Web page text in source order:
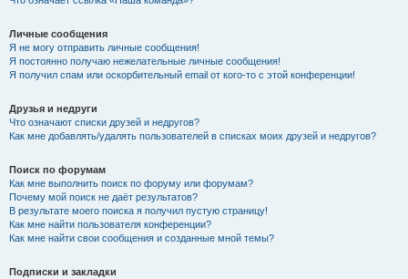
Личные сообщения
Я не могу отправить личные сообщения!
Я постоянно получаю нежелательные личные сообщения!
Я получил спам или оскорбительный email от кого-то с этой конференции!
Друзья и недруги
Что означают списки друзей и недругов?
Как мне добавлять/удалять пользователей в списках моих друзей и недругов?
Поиск по форумам
Как мне выполнить поиск по форуму или форумам?
Почему мой поиск не даёт результатов?
В результате моего поиска я получил пустую страницу!
Как мне найти пользователя конференции?
Как мне найти свои сообщения и созданные мной темы?
Подписки и закладки